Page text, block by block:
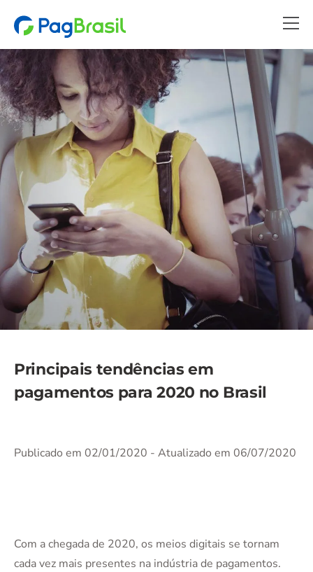
Principais tendências em
pagamentos para 2020 no Brasil
Publicado em 02/01/2020 - Atualizado em 06/07/2020
Com a chegada de 2020, os meios digitais se tornam
cada vez mais presentes na indústria de pagamentos.